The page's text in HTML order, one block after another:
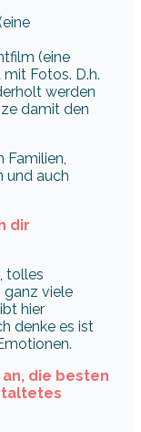
(eine
Fotos. D.h.
werden
damit den
Familien,
und auch
dir
tolles
ganz viele
hier
denke es ist
an, die besten